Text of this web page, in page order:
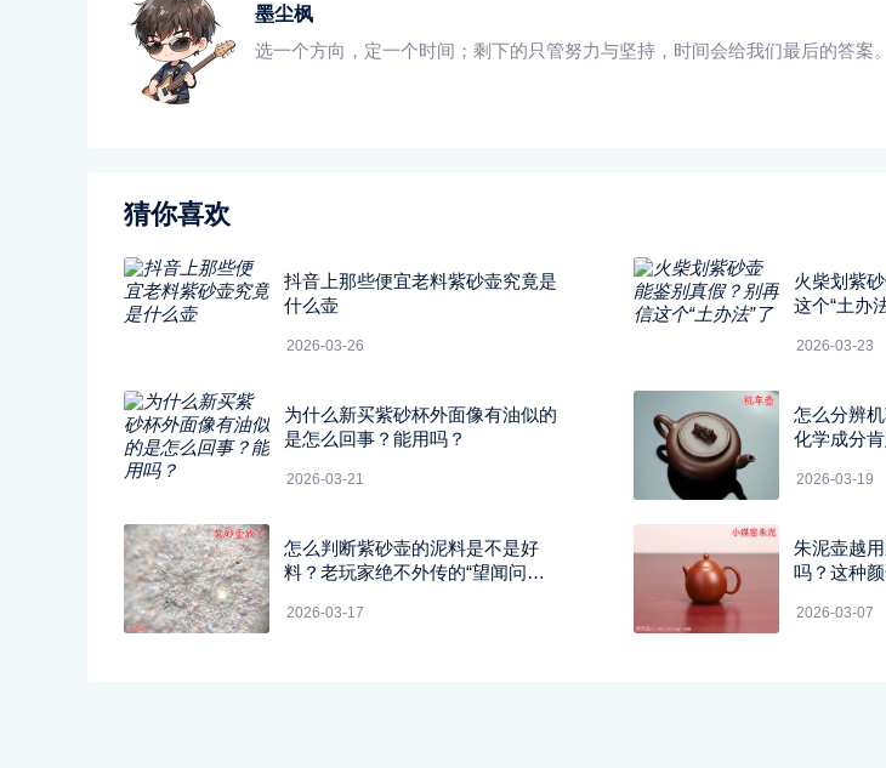
墨尘枫
选一个方向，定一个时间；剩下的只管努力与坚持，时间会给我们最后的答案。
猜你喜欢
抖音上那些便宜老料紫砂壶究竟是
什么壶
2026-03-26
火柴划紫
这个“土办
2026-03-23
为什么新买紫砂杯外面像有油似的
是怎么回事？能用吗？
2026-03-21
怎么分辨
化学成分
2026-03-19
怎么判断紫砂壶的泥料是不是好
料？老玩家绝不外传的“望闻问
2026-03-17
朱泥壶越
吗？这种
2026-03-07